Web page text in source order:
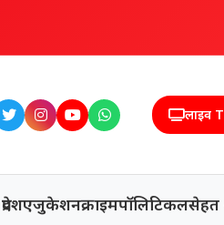
लाइव
एजुकेशनक्राइमपॉलिटिकलसेहत